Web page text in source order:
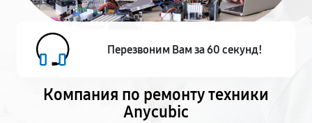
Компания по ремонтутехники
Anycubic
Перезвоним Вам за 60 секунд!